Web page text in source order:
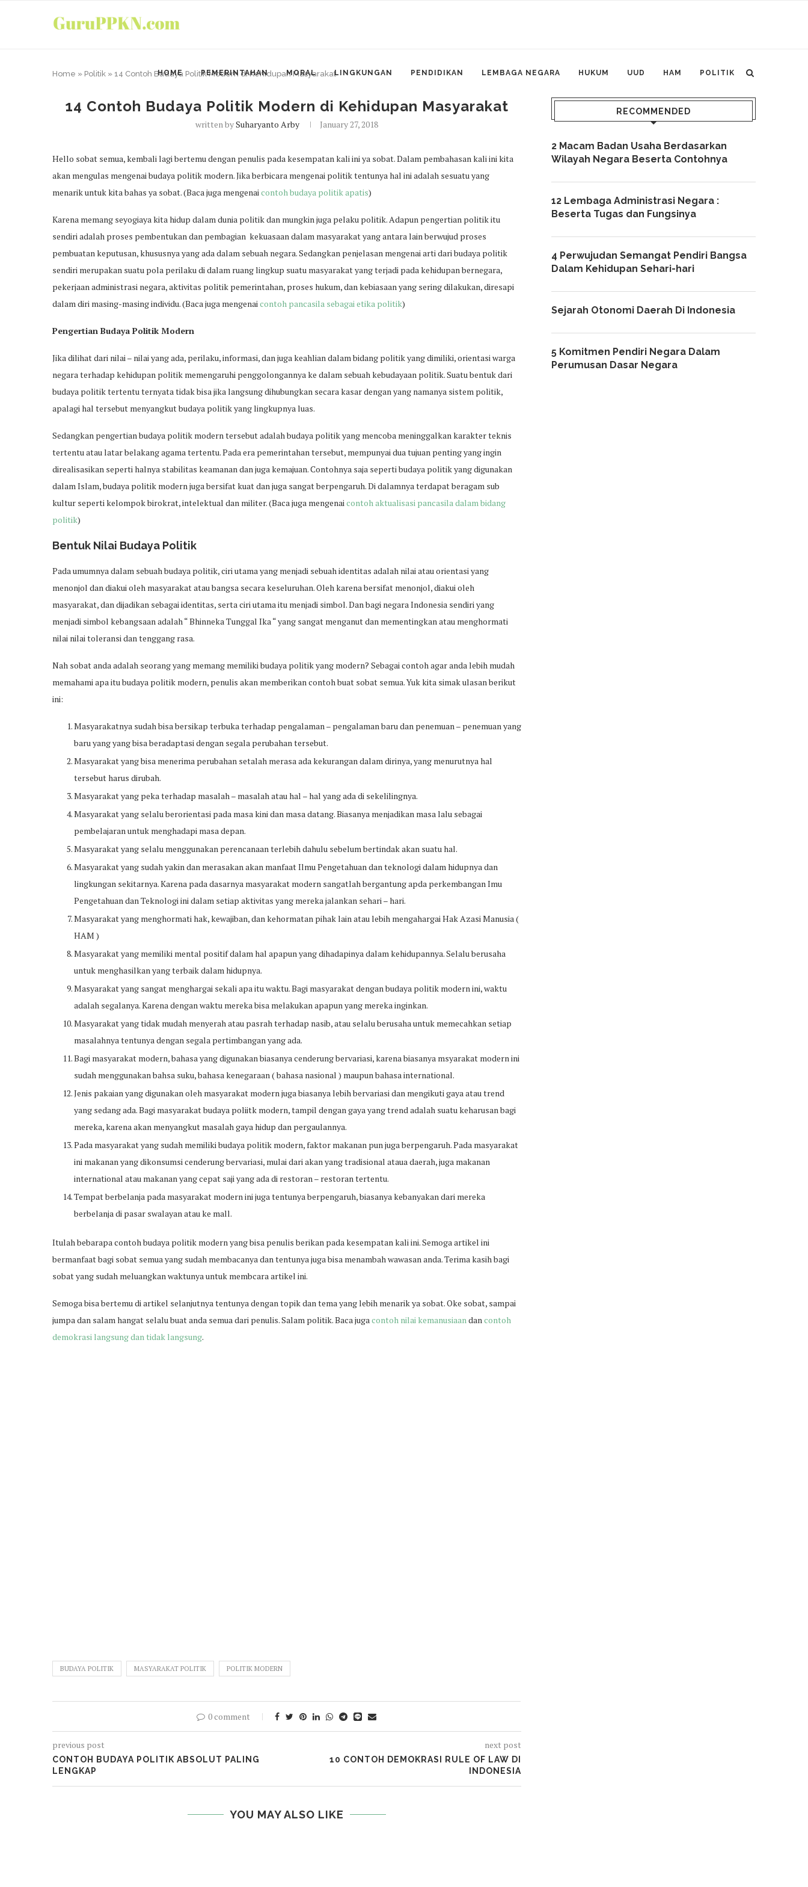
HOME PEMERINTAHAN MORAL LINGKUNGAN PENDIDIKAN LEMBAGA NEGARA HUKUM UUD HAM POLITIK
Home » Politik » 14 Contoh Budaya Politik Modern di Kehidupan Masyarakat
14 Contoh Budaya Politik Modern di Kehidupan Masyarakat
written bySuharyanto Arby January 27, 2018
Hello sobat semua, kembali lagi bertemu dengan penulis pada kesempatan kali ini ya sobat. Dalam pembahasan kali ini kita
akan mengulas mengenai budaya politik modern. Jika berbicara mengenai politik tentunya hal ini adalah sesuatu yang
menarik untuk kita bahas ya sobat. (Baca juga mengenaicontoh budaya politik apatis)
Karena memang seyogiaya kita hidup dalam dunia politik dan mungkin juga pelaku politik. Adapun pengertian politik itu
sendiri adalah proses pembentukan dan pembagian kekuasaan dalam masyarakat yang antara lain berwujud proses
pembuatan keputusan, khususnya yang ada dalam sebuah negara. Sedangkan penjelasan mengenai arti dari budaya politik
sendiri merupakan suatu pola perilaku di dalam ruang lingkup suatu masyarakat yang terjadi pada kehidupan bernegara,
pekerjaan administrasi negara, aktivitas politik pemerintahan, proses hukum, dan kebiasaan yang sering dilakukan, diresapi
dalam diri masing-masing individu. (Baca juga mengenaicontoh pancasila sebagai etika politik)
Pengertian Budaya Politik Modern
Jika dilihat dari nilai – nilai yang ada, perilaku, informasi, dan juga keahlian dalam bidang politik yang dimiliki, orientasi warga
negara terhadap kehidupan politik memengaruhi penggolongannya ke dalam sebuah kebudayaan politik. Suatu bentuk dari
budaya politik tertentu ternyata tidak bisa jika langsung dihubungkan secara kasar dengan yang namanya sistem politik,
apalagi hal tersebut menyangkut budaya politik yang lingkupnya luas.
Sedangkan pengertian budaya politik modern tersebut adalah budaya politik yang mencoba meninggalkan karakter teknis
tertentu atau latar belakang agama tertentu. Pada era pemerintahan tersebut, mempunyai dua tujuan penting yang ingin
direalisasikan seperti halnya stabilitas keamanan dan juga kemajuan. Contohnya saja seperti budaya politik yang digunakan
dalam Islam, budaya politik modern juga bersifat kuat dan juga sangat berpengaruh. Di dalamnya terdapat beragam sub
kultur seperti kelompok birokrat, intelektual dan militer. (Baca juga mengenaicontoh aktualisasi pancasila dalam bidang
politik)
Bentuk Nilai Budaya Politik
Pada umumnya dalam sebuah budaya politik, ciri utama yang menjadi sebuah identitas adalah nilai atau orientasi yang
menonjol dan diakui oleh masyarakat atau bangsa secara keseluruhan. Oleh karena bersifat menonjol, diakui oleh
masyarakat, dan dijadikan sebagai identitas, serta ciri utama itu menjadi simbol. Dan bagi negara Indonesia sendiri yang
menjadi simbol kebangsaan adalah “ Bhinneka Tunggal Ika “ yang sangat menganut dan mementingkan atau menghormati
nilai nilai toleransi dan tenggang rasa.
Nah sobat anda adalah seorang yang memang memiliki budaya politik yang modern? Sebagai contoh agar anda lebih mudah
memahami apa itu budaya politik modern, penulis akan memberikan contoh buat sobat semua. Yuk kita simak ulasan berikut
ini:
Masyarakatnya sudah bisa bersikap terbuka terhadap pengalaman – pengalaman baru dan penemuan – penemuan yang
baru yang yang bisa beradaptasi dengan segala perubahan tersebut.
Masyarakat yang bisa menerima perubahan setalah merasa ada kekurangan dalam dirinya, yang menurutnya hal
tersebut harus dirubah.
Masyarakat yang peka terhadap masalah – masalah atau hal – hal yang ada di sekelilingnya.
Masyarakat yang selalu berorientasi pada masa kini dan masa datang. Biasanya menjadikan masa lalu sebagai
pembelajaran untuk menghadapi masa depan.
Masyarakat yang selalu menggunakan perencanaan terlebih dahulu sebelum bertindak akan suatu hal.
Masyarakat yang sudah yakin dan merasakan akan manfaat Ilmu Pengetahuan dan teknologi dalam hidupnya dan
lingkungan sekitarnya. Karena pada dasarnya masyarakat modern sangatlah bergantung apda perkembangan Imu
Pengetahuan dan Teknologi ini dalam setiap aktivitas yang mereka jalankan sehari – hari.
Masyarakat yang menghormati hak, kewajiban, dan kehormatan pihak lain atau lebih mengahargai Hak Azasi Manusia (
HAM )
Masyarakat yang memiliki mental positif dalam hal apapun yang dihadapinya dalam kehidupannya. Selalu berusaha
untuk menghasilkan yang terbaik dalam hidupnya.
Masyarakat yang sangat menghargai sekali apa itu waktu. Bagi masyarakat dengan budaya politik modern ini, waktu
adalah segalanya. Karena dengan waktu mereka bisa melakukan apapun yang mereka inginkan.
Masyarakat yang tidak mudah menyerah atau pasrah terhadap nasib, atau selalu berusaha untuk memecahkan setiap
masalahnya tentunya dengan segala pertimbangan yang ada.
Bagi masyarakat modern, bahasa yang digunakan biasanya cenderung bervariasi, karena biasanya msyarakat modern ini
sudah menggunakan bahsa suku, bahasa kenegaraan ( bahasa nasional ) maupun bahasa international.
Jenis pakaian yang digunakan oleh masyarakat modern juga biasanya lebih bervariasi dan mengikuti gaya atau trend
yang sedang ada. Bagi masyarakat budaya poliitk modern, tampil dengan gaya yang trend adalah suatu keharusan bagi
mereka, karena akan menyangkut masalah gaya hidup dan pergaulannya.
Pada masyarakat yang sudah memiliki budaya politik modern, faktor makanan pun juga berpengaruh. Pada masyarakat
ini makanan yang dikonsumsi cenderung bervariasi, mulai dari akan yang tradisional ataua daerah, juga makanan
international atau makanan yang cepat saji yang ada di restoran – restoran tertentu.
Tempat berbelanja pada masyarakat modern ini juga tentunya berpengaruh, biasanya kebanyakan dari mereka
berbelanja di pasar swalayan atau ke mall.
Itulah bebarapa contoh budaya politik modern yang bisa penulis berikan pada kesempatan kali ini. Semoga artikel ini
bermanfaat bagi sobat semua yang sudah membacanya dan tentunya juga bisa menambah wawasan anda. Terima kasih bagi
sobat yang sudah meluangkan waktunya untuk membcara artikel ini.
Semoga bisa bertemu di artikel selanjutnya tentunya dengan topik dan tema yang lebih menarik ya sobat. Oke sobat, sampai
jumpa dan salam hangat selalu buat anda semua dari penulis. Salam politik. Baca jugacontoh nilai kemanusiaandancontoh
demokrasi langsung dan tidak langsung.
BUDAYA POLITIK MASYARAKAT POLITIK POLITIK MODERN
0 comment
previous post
CONTOH BUDAYA POLITIK ABSOLUT PALING
LENGKAP
next post
10 CONTOH DEMOKRASI RULE OF LAW DI
INDONESIA
YOU MAY ALSO LIKE
RECOMMENDED
2 Macam Badan Usaha Berdasarkan
Wilayah Negara Beserta Contohnya
12 Lembaga Administrasi Negara :
Beserta Tugas dan Fungsinya
4 Perwujudan Semangat Pendiri Bangsa
Dalam Kehidupan Sehari-hari
Sejarah Otonomi Daerah Di Indonesia
5 Komitmen Pendiri Negara Dalam
Perumusan Dasar Negara